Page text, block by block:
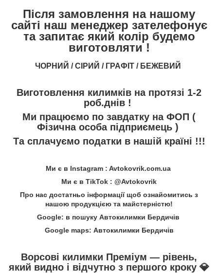
Після замовлення на нашому
сайті наш менеджер зателефонує
та запитає який колір будемо
виготовляти !
ЧОРНИЙ / СІРИЙ / ГРАФІТ / БЕЖЕВИЙ
Виготовлення килимків на протязі 1-2
роб.днів !
Ми працюємо по завдатку на ФОП (
Фізична особа підприємець )
Та сплачуємо податки в нашій країні !!!
Ми є в Instagram : Avtokovrik.com.ua
Ми є в TikTok : @Avtokovrik
Про нас достатньо інформації щоб ознайомитись з
нашою продукцією та майстерністю!
Google: в пошуку Автокилимки Бердичів
Google maps: Автокилимки Бердичів
Ворсові килимки Преміум — рівень,
який видно і відчутно з першого кроку 💎